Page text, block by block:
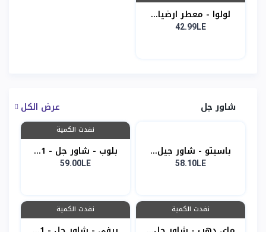
لولوا - معطر ارضيا...
42.99LE
شاور جل عرض الكل
باسيتو - شاور جيل...
58.10LE
نفدت الكمية
بلوب - شاور جل - 1...
59.00LE
نفدت الكمية نفدت الكمية